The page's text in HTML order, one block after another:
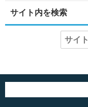
サイト内を検索